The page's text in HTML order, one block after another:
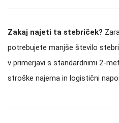
Zakaj najeti ta stebriček?
potrebujete manjše število
v primerjavi s standardnimi 2-
stroške najema in logistični